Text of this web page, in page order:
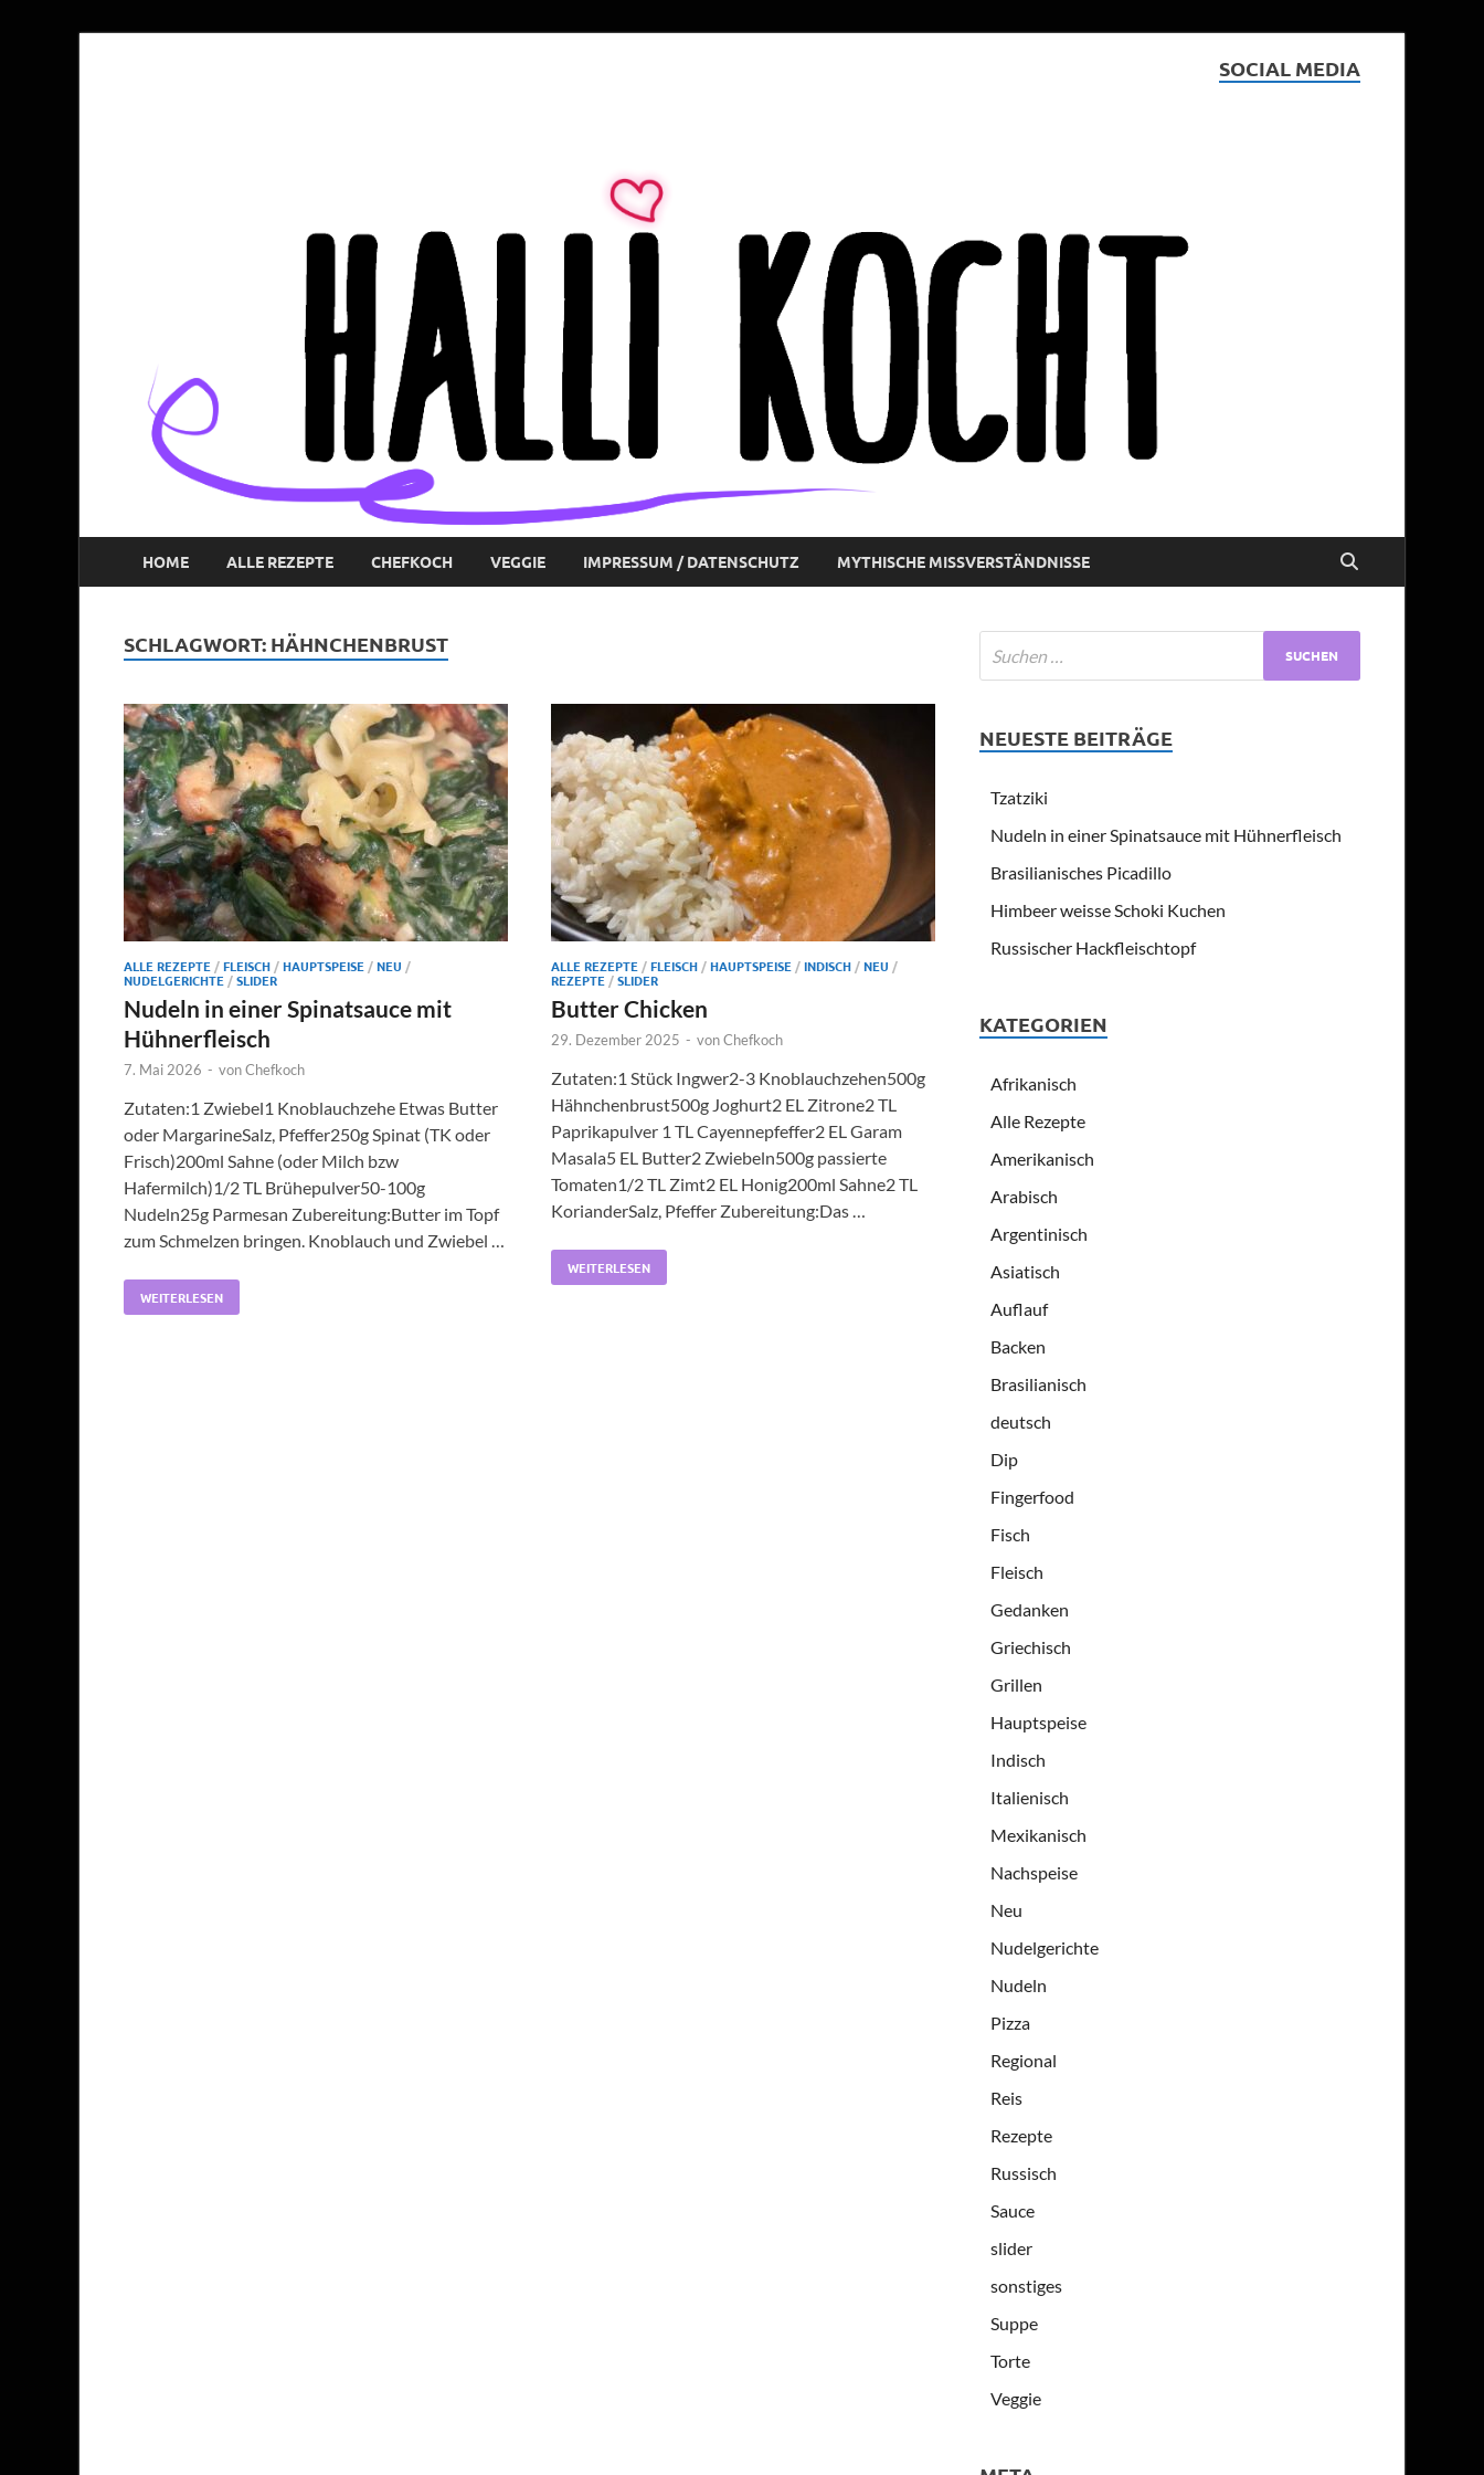
SOCIAL MEDIA
HOME ALLE REZEPTE CHEFKOCH VEGGIE IMPRESSUM / DATENSCHUTZ MYTHISCHE MISSVERSTÄNDNISSE
SCHLAGWORT: HÄHNCHENBRUST
ALLE REZEPTE /FLEISCH /HAUPTSPEISE /NEU /
NUDELGERICHTE /SLIDER
Nudeln in einer Spinatsauce mit
Hühnerfleisch
7. Mai 2026 - vonChefkoch
Zutaten:1 Zwiebel1 Knoblauchzehe Etwas Butter
oder MargarineSalz, Pfeffer250g Spinat (TK oder
Frisch)200ml Sahne (oder Milch bzw
Hafermilch)1/2 TL Brühepulver50-100g
Nudeln25g Parmesan Zubereitung:Butter im Topf
zum Schmelzen bringen. Knoblauch und Zwiebel …
WEITERLESEN
ALLE REZEPTE /FLEISCH /HAUPTSPEISE /INDISCH /NEU /
REZEPTE /SLIDER
Butter Chicken
29. Dezember 2025 - vonChefkoch
Zutaten:1 Stück Ingwer2-3 Knoblauchzehen500g
Hähnchenbrust500g Joghurt2 EL Zitrone2 TL
Paprikapulver 1 TL Cayennepfeffer2 EL Garam
Masala5 EL Butter2 Zwiebeln500g passierte
Tomaten1/2 TL Zimt2 EL Honig200ml Sahne2 TL
KorianderSalz, Pfeffer Zubereitung:Das …
WEITERLESEN
NEUESTE BEITRÄGE
Tzatziki
Nudeln in einer Spinatsauce mit Hühnerfleisch
Brasilianisches Picadillo
Himbeer weisse Schoki Kuchen
Russischer Hackfleischtopf
KATEGORIEN
Afrikanisch
Alle Rezepte
Amerikanisch
Arabisch
Argentinisch
Asiatisch
Auflauf
Backen
Brasilianisch
deutsch
Dip
Fingerfood
Fisch
Fleisch
Gedanken
Griechisch
Grillen
Hauptspeise
Indisch
Italienisch
Mexikanisch
Nachspeise
Neu
Nudelgerichte
Nudeln
Pizza
Regional
Reis
Rezepte
Russisch
Sauce
slider
sonstiges
Suppe
Torte
Veggie